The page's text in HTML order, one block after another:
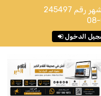
رقم 245497
الدخول